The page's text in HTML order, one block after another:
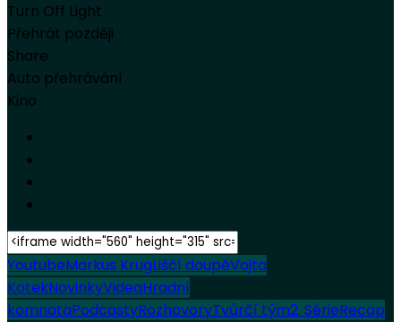
Turn Off Light
Přehrát později
Share
Auto přehrávání
Kino
YoutubeMarkus KrugLiščí doupěVojta
KotekNovinkyVideaHradní
komnataPodcastyRozhovoryTvůrčí tým2. SérieRecap